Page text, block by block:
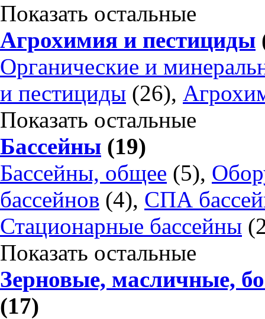
Показать остальные
Агрохимия и пестициды
Органические и
и пестициды (26),
Показать остальные
Бассейны (19)
Бассейны, общее (5),
бассейнов (4), СПА
Стационарные бассейны
Показать остальные
Зерновые, масличные,
(17)